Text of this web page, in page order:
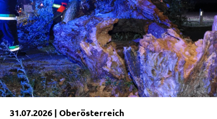
31.07.2026 | Oberösterreich